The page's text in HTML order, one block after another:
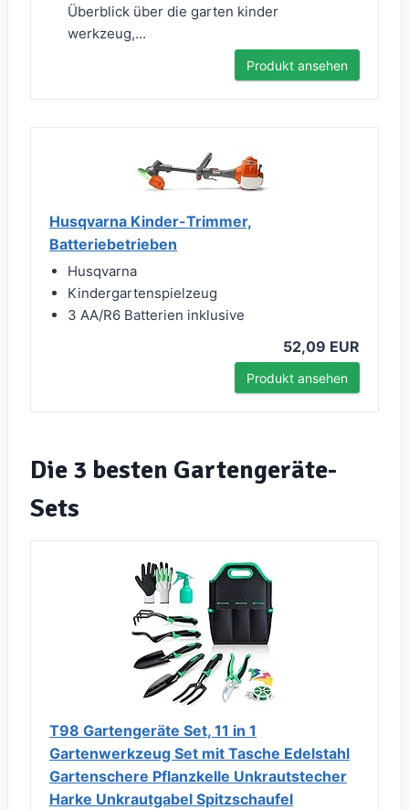
Überblick über die garten kinder
werkzeug,...
Produkt ansehen
Husqvarna Kinder-Trimmer,
Batteriebetrieben
Husqvarna
Kindergartenspielzeug
3 AA/R6 Batterien inklusive
52,09 EUR
Produkt ansehen
Die 3 besten Gartengeräte-
Sets
T98 Gartengeräte Set, 11 in 1
Gartenwerkzeug Set mit Tasche Edelstahl
Gartenschere Pflanzkelle Unkrautstecher
Harke Unkrautgabel Spitzschaufel